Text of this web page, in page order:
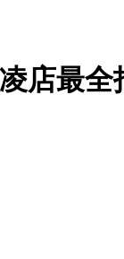
店最